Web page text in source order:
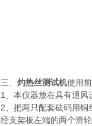
三、 灼热丝测试机使用
1、本仪器放在具有通风
2、把两只配套砝码用铜
经支架板左端的两个滑